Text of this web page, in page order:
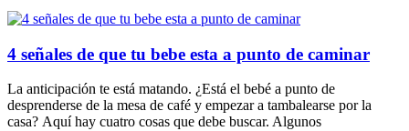
4 señales de que tu bebe esta a punto de caminar
La anticipación te está matando. ¿Está el bebé a punto de
desprenderse de la mesa de café y empezar a tambalearse por la
casa? Aquí hay cuatro cosas que debe buscar. Algunos